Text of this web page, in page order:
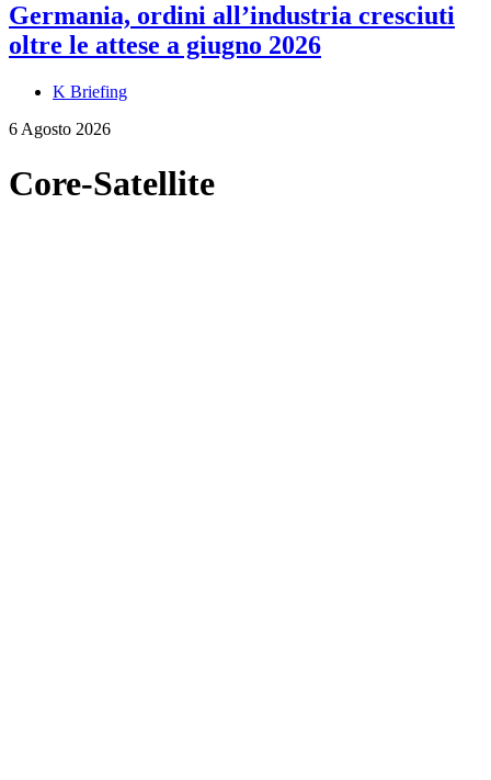
Germania, ordini all’industria cresciuti
oltre le attese a giugno 2026
K Briefing
6 Agosto 2026
Core-Satellite